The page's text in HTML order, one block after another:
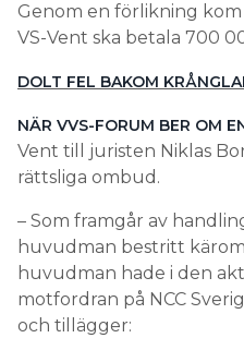
Genom en förlikning
VS-Vent ska betala 700
DOLT FEL BAKOM
NÄR VVS-FORUM BER OM
Vent till juristen Niklas
rättsliga ombud.
– Som framgår av
huvudman bestritt
huvudman hade i den
motfordran på NCC
och tillägger: